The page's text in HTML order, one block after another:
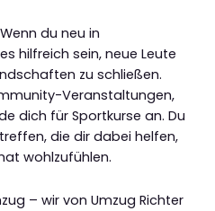
Wenn du neu in
hilfreich sein, neue Leute
zu schließen.
Veranstaltungen,
dich für Sportkurse an. Du
die dir dabei helfen,
wohlzufühlen.
– wir von Umzug Richter